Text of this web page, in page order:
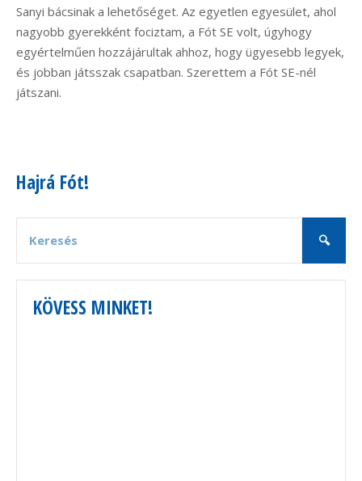
Sanyi bácsinak a lehetőséget. Az egyetlen egyesület, ahol
nagyobb gyerekként fociztam, a Fót SE volt, úgyhogy
egyértelműen hozzájárultak ahhoz, hogy ügyesebb legyek,
és jobban játsszak csapatban. Szerettem a Fót SE-nél
játszani.
Hajrá Fót!
KÖVESS MINKET!